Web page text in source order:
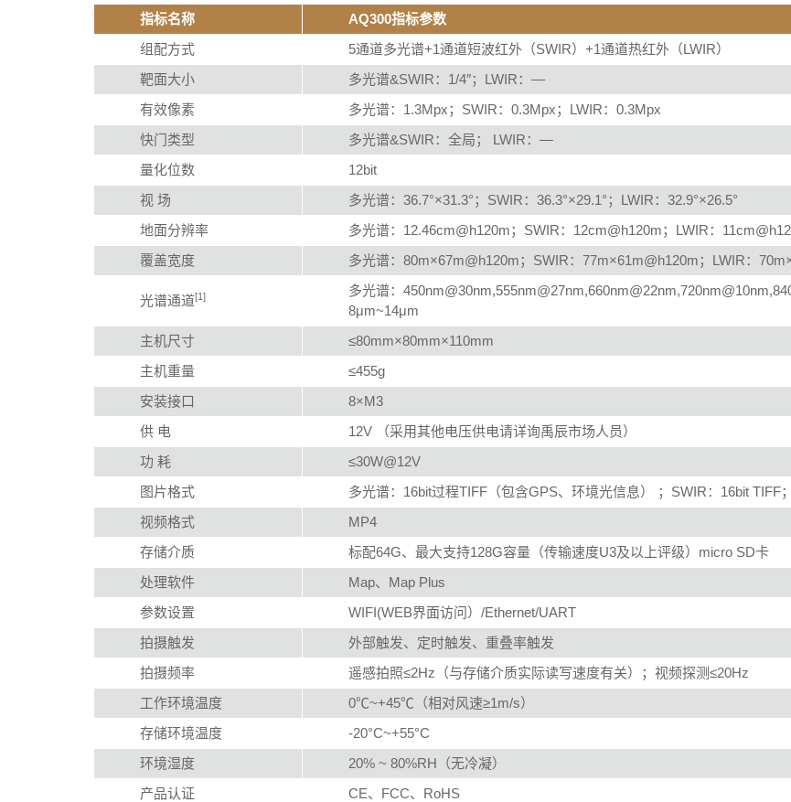
指标名称
AQ300指标参数
组配方式
5通道多光谱+1通道短波红外（SWIR）+1通道热红外（LWIR）
靶面大小
多光谱&SWIR：1/4″；LWIR：—
有效像素
多光谱：1.3Mpx；SWIR：0.3Mpx；LWIR：0.3Mpx
快门类型
多光谱&SWIR：全局； LWIR：—
量化位数
12bit
视 场
多光谱：36.7°×31.3°；SWIR：36.3°×29.1°；LWIR：32.9°×26.5°
地面分辨率
多光谱：12.46cm@h120m；SWIR：12cm@h120m；LWIR：
覆盖宽度
多光谱：80m×67m@h120m；SWIR：77m×61m@h120m；LWIR：
光谱通道[1]
多光谱：
8μm~14μm
主机尺寸
≤80mm×80mm×110mm
主机重量
≤455g
安装接口
8×M3
供 电
12V （采用其他电压供电请详询禹辰市场人员）
功 耗
≤30W@12V
图片格式
多光谱：16bit过程TIFF（包含GPS、环境光信息） ；SWIR：16bit TIFF
视频格式
MP4
存储介质
标配64G、最大支持128G容量（传输速度U3及以上评级）micro SD卡
处理软件
Map、Map Plus
参数设置
WIFI(WEB界面访问）/Ethernet/UART
拍摄触发
外部触发、定时触发、重叠率触发
拍摄频率
遥感拍照≤2Hz（与存储介质实际读写速度有关）；视频探测≤20Hz
工作环境温度
0℃~+45℃（相对风速≥1m/s）
存储环境温度
-20°C~+55°C
环境湿度
20% ~ 80%RH（无冷凝）
产品认证
CE、FCC、RoHS